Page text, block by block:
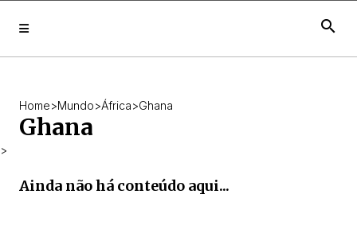
search
Home>Mundo>África>Ghana
Ghana
>
Ainda não há conteúdo aqui...